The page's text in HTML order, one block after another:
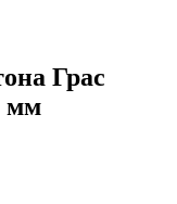
Грас
мм